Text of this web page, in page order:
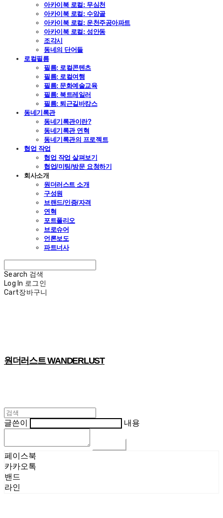
아카이북 로컬: 무심천
아카이북 로컬: 수암골
아카이북 로컬: 운천주공아파트
아카이북 로컬: 성안동
조각시
동네의 단어들
로컬필름
필름: 로컬콘텐츠
필름: 로컬여행
필름: 문화예술교육
필름: 북트레일러
필름: 퇴근길바캉스
동네기록관
동네기록관이란?
동네기록관 연혁
동네기록관의 프로젝트
협업 작업
협업 작업 살펴보기
협업/미팅/방문 요청하기
회사소개
원더러스트 소개
구성원
브랜드/인증/자격
연혁
포트폴리오
브로슈어
언론보도
파트너사
Search 검색
Log In 로그인
Cart장바구니
원더러스트 WANDERLUST
글쓴이 내용
페이스북
카카오톡
밴드
라인